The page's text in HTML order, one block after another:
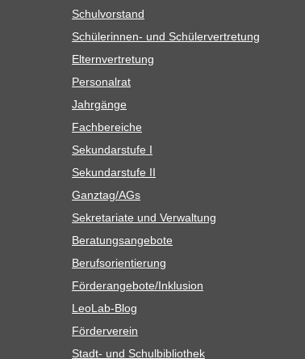
Schul­vor­stand
Schü­le­rin­nen- und Schülervertretung
Eltern­ver­tre­tung
Per­so­nal­rat
Jahr­gänge
Fach­be­rei­che
Sekun­dar­stufe I
Sekun­dar­stufe II
Ganztag/​​AGs
Sekre­ta­riate und Verwaltung
Bera­tungs­an­ge­bote
Berufs­ori­en­tie­rung
Förderangebote/​​Inklusion
Leo­Lab-Blog
För­der­ver­ein
Stadt- und Schulbibliothek